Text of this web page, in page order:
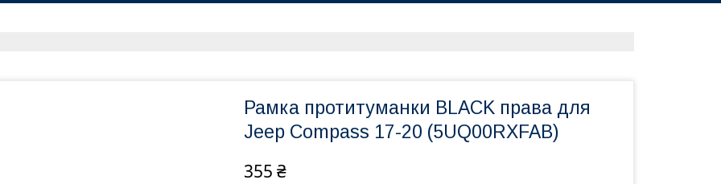
Рамка протитуманки BLACK права для
Jeep Compass 17-20 (5UQ00RXFAB)
355 ₴